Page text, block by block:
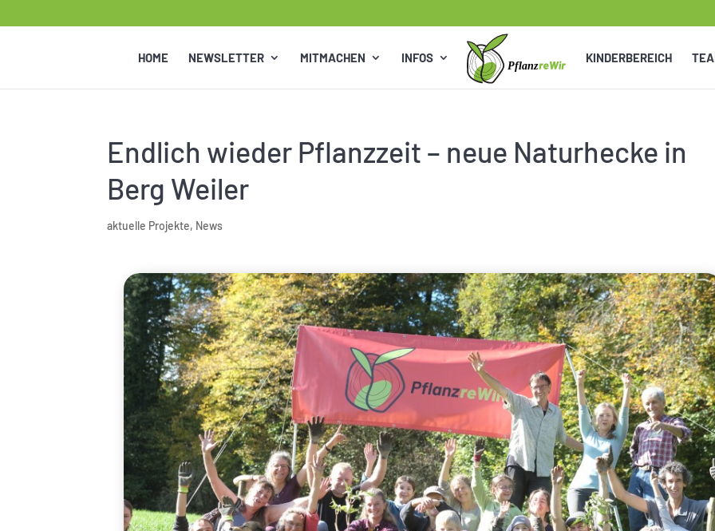
HOME NEWSLETTER MITMACHEN INFOS KINDERBEREICH
Endlich wieder Pflanzzeit – neue Naturhecke in
Berg Weiler
aktuelle Projekte, News